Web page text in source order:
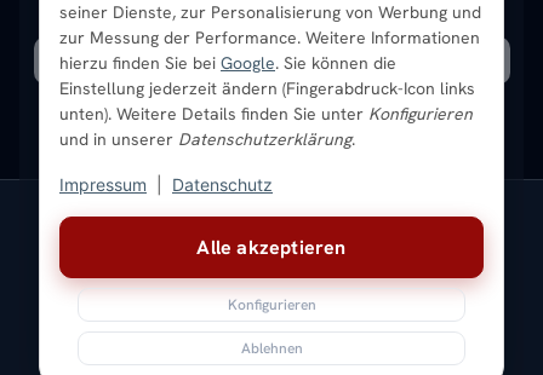
Alle akzeptieren
Konfigurieren
Ablehnen
seiner Dienste, zur Personalisierung von Werbung und
zur Messung der Performance. Weitere Informationen
hierzu finden Sie bei Google. Sie können die
Einstellung jederzeit ändern (Fingerabdruck-Icon links
unten). Weitere Details finden Sie unter Konfigurieren
und in unserer Datenschutzerklärung.
Impressum Datenschutz
Bestpreisgarantie VERSAND MIT
* Alle Preise inkl. gesetzlicher USt. |Kostenloser Versand
Impressum AGBWiderrufsbelehrung
Versandkosten
BatteriegesetzSitemap